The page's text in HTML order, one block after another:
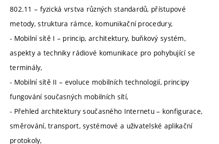
802.11 – fyzická vrstva různých standardů, přístupové
metody, struktura rámce, komunikační procedury,
- Mobilní sítě I – princip, architektury, buňkový systém,
aspekty a techniky rádiové komunikace pro pohybující se
terminály,
- Mobilní sítě II – evoluce mobilních technologií, principy
fungování současných mobilních sítí,
- Přehled architektury současného Internetu – konfigurace,
směrování, transport, systémové a uživatelské aplikační
protokoly,